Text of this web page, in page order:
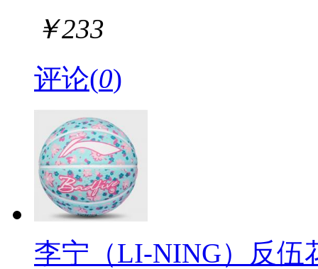
￥233
评论(0)
李宁（LI-NING）反伍